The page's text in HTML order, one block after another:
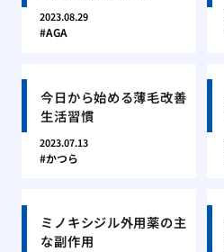
2023.08.29
AGA
今日から始める薄毛改善
生活習慣
2023.07.13
かつら
ミノキシジル外用薬の主
な副作用